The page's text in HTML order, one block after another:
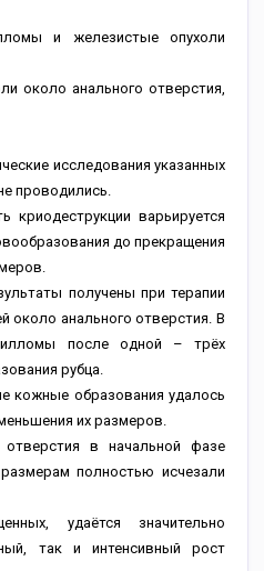
и железистые опухоли
около анального отверстия,
исследования указанных
проводились.
криодеструкции варьируется
до прекращения
получены при терапии
около анального отверстия. В
после одной – трёх
рубца.
кожные образования удалось
их размеров.
в начальной фазе
полностью исчезали
удаётся значительно
так и интенсивный рост